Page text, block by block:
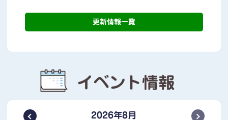
お知らせ
発行しました
更新情報一覧
イベント情報
2026年8月